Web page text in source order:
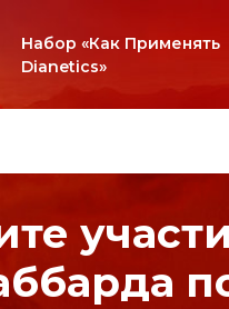
Набор «Как Применять
Dianetics»